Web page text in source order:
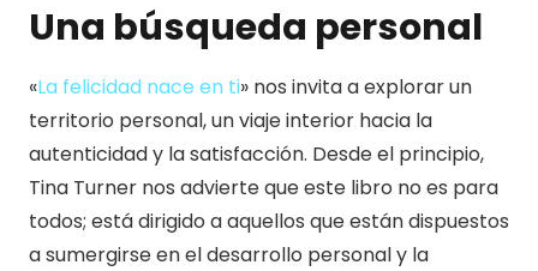
Una búsqueda personal
«La felicidad nace en ti» nos invita a explorar un
territorio personal, un viaje interior hacia la
autenticidad y la satisfacción. Desde el principio,
Tina Turner nos advierte que este libro no es para
todos; está dirigido a aquellos que están dispuestos
a sumergirse en el desarrollo personal y la